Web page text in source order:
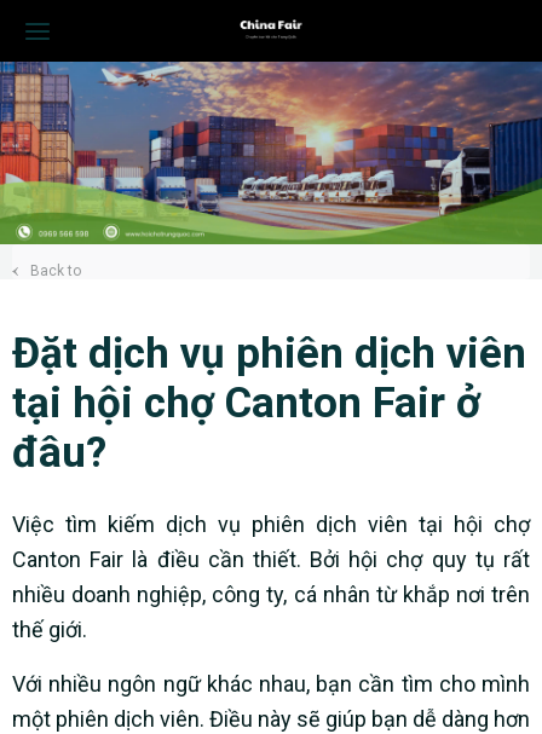
Back to
Đặt dịch vụ phiên dịch viên
tại hội chợ Canton Fair ở
đâu?
Việc tìm kiếm dịch vụ phiên dịch viên tại hội chợ
Canton Fair là điều cần thiết. Bởi hội chợ quy tụ rất
nhiều doanh nghiệp, công ty, cá nhân từ khắp nơi trên
thế giới.
Với nhiều ngôn ngữ khác nhau, bạn cần tìm cho mình
một phiên dịch viên. Điều này sẽ giúp bạn dễ dàng hơn